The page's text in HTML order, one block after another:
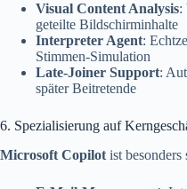
Visual Content Analysis:
geteilte Bildschirminhalte
Interpreter Agent:
Stimmen-Simulation
Late-Joiner Support:
später Beitretende
6. Spezialisierung auf
Microsoft Copilot ist besonders